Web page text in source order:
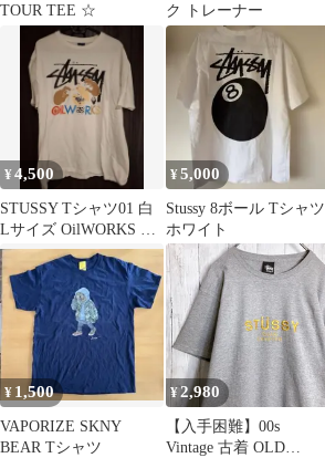
TOUR TEE ☆
ク トレーナー
¥4,500
STUSSY Tシャツ01 白
Lサイズ OilWORKS コ
ラボ
¥5,000
Stussy 8ボール Tシャツ
ホワイト
¥ 1,500
VAPORIZE SKNY
BEAR Tシャツ
¥2,980
【入手困難】00s
Vintage 古着 OLD